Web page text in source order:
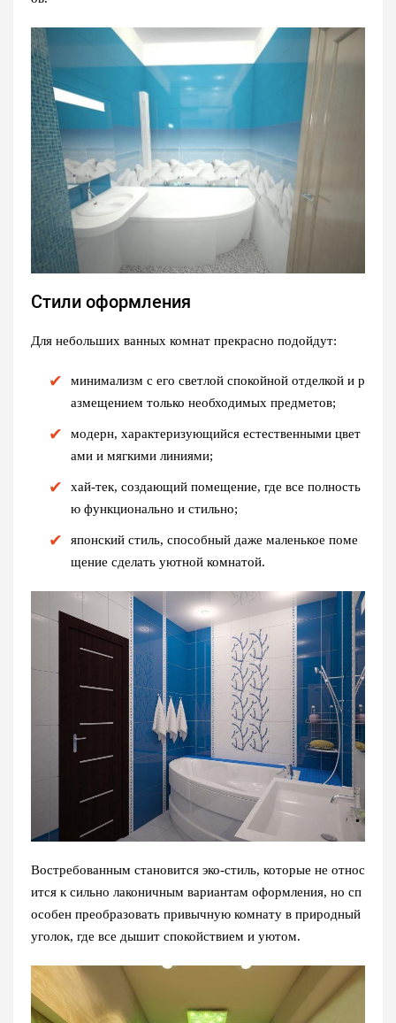
Стили оформления
Для небольших ванных комнат прекрасно подойдут:
минимализм с его светлой спокойной отделкой и р
азмещением только необходимых предметов;
модерн, характеризующийся естественными цвет
ами и мягкими линиями;
хай-тек, создающий помещение, где все полность
ю функционально и стильно;
японский стиль, способный даже маленькое поме
щение сделать уютной комнатой.
Востребованным становится эко-стиль, которые не относ
ится к сильно лаконичным вариантам оформления, но сп
особен преобразовать привычную комнату в природный
уголок, где все дышит спокойствием и уютом.